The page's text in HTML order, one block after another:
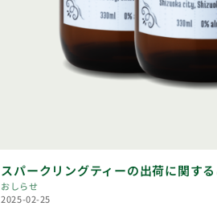
スパークリングティーの出荷に関す
おしらせ
2025-02-25